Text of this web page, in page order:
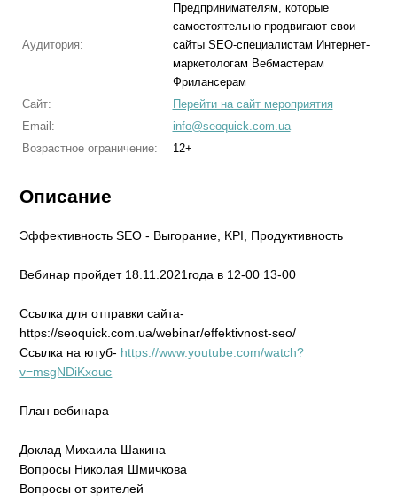
Аудитория:
Предпринимателям, которые
самостоятельно продвигают свои
сайты SEO-специалистам Интернет-
маркетологам Вебмастерам
Фрилансерам
Сайт:
Перейти на сайт мероприятия
Email:
info@seoquick.com.ua
Возрастное ограничение:
12+
Описание
Эффективность SEO - Выгорание, KPI, Продуктивность
Вебинар пройдет 18.11.2021года в 12-00 13-00
Ссылка для отправки сайта-
https://seoquick.com.ua/webinar/effektivnost-seo/
Ссылка на ютуб- https://www.youtube.com/watch?
v=msgNDiKxouc
План вебинара
Доклад Михаила Шакина
Вопросы Николая Шмичкова
Вопросы от зрителей